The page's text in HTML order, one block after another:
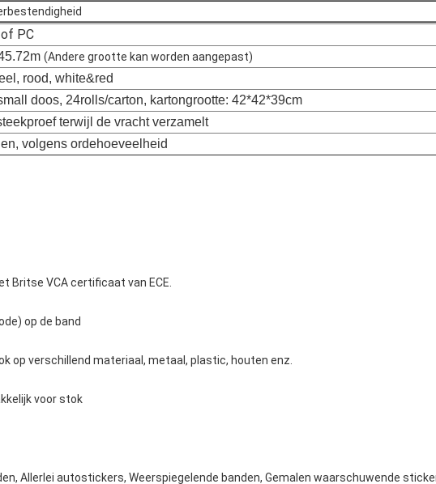
PC
(Andere grootte kan worden aangepast)
rood, white&red
doos, 24rolls/carton, kartongrootte: 42*42*39cm
terwijl de vracht verzamelt
volgens ordehoeveelheid
Britse VCA certificaat van ECE.
op de band
op verschillend materiaal, metaal, plastic, houten enz.
voor stok
Allerlei autostickers, Weerspiegelende banden, Gemalen waarschuwende